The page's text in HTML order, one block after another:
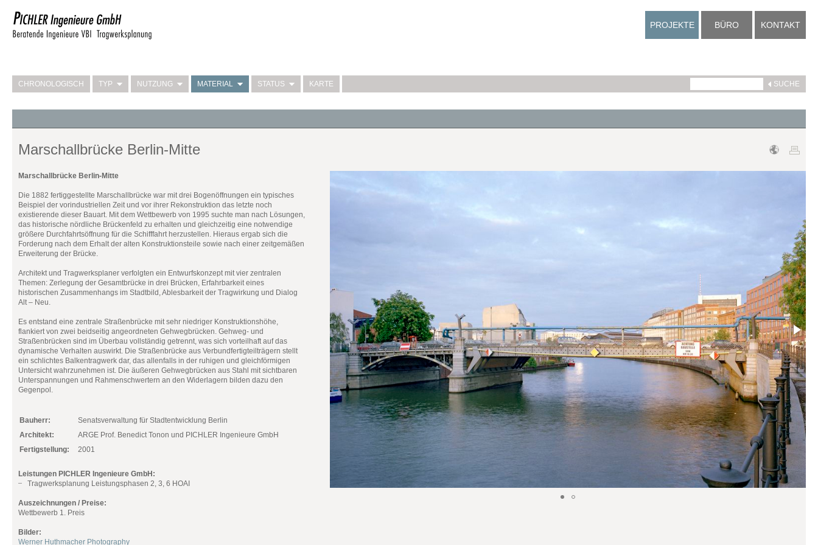
PROJEKTE
CHRONOLOGISCH TYP NUTZUNG MATERIAL STATUS KARTE
BÜRO KONTAKT
Marschallbrücke Berlin-Mitte
Marschallbrücke Berlin-Mitte
Die 1882 fertiggestellte Marschallbrücke war mit drei Bogenöffnungen ein typisches
Beispiel der vorindustriellen Zeit und vor ihrer Rekonstruktion das letzte noch
existierende dieser Bauart. Mit dem Wettbewerb von 1995 suchte man nach Lösungen,
das historische nördliche Brückenfeld zu erhalten und gleichzeitig eine notwendige
größere Durchfahrtsöffnung für die Schifffahrt herzustellen. Hieraus ergab sich die
Forderung nach dem Erhalt der alten Konstruktionsteile sowie nach einer zeitgemäßen
Erweiterung der Brücke.
Architekt und Tragwerksplaner verfolgten ein Entwurfskonzept mit vier zentralen
Themen: Zerlegung der Gesamtbrücke in drei Brücken, Erfahrbarkeit eines
historischen Zusammenhangs im Stadtbild, Ablesbarkeit der Tragwirkung und Dialog
Alt – Neu.
Es entstand eine zentrale Straßenbrücke mit sehr niedriger Konstruktionshöhe,
flankiert von zwei beidseitig angeordneten Gehwegbrücken. Gehweg- und
Straßenbrücken sind im Überbau vollständig getrennt, was sich vorteilhaft auf das
dynamische Verhalten auswirkt. Die Straßenbrücke aus Verbundfertigteilträgern stellt
ein schlichtes Balkentragwerk dar, das allenfalls in der ruhigen und gleichförmigen
Untersicht wahrzunehmen ist. Die äußeren Gehwegbrücken aus Stahl mit sichtbaren
Unterspannungen und Rahmenschwertern an den Widerlagern bilden dazu den
Gegenpol.
Bauherr:
Senatsverwaltung für Stadtentwicklung Berlin
Architekt:
ARGE Prof. Benedict Tonon und PICHLER Ingenieure GmbH
Fertigstellung:
2001
Leistungen PICHLER Ingenieure GmbH:
Tragwerksplanung Leistungsphasen 2, 3, 6 HOAI
Auszeichnungen / Preise:
Wettbewerb 1. Preis
Bilder:
Werner Huthmacher Photography